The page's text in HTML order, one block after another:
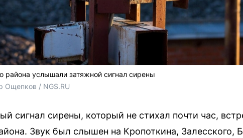
района услышали затяжной сигнал сирены
Ощепков / NGS.RU
сигнал сирены, который не стихал почти час,
Звук был слышен на Кропоткина, Залесского,